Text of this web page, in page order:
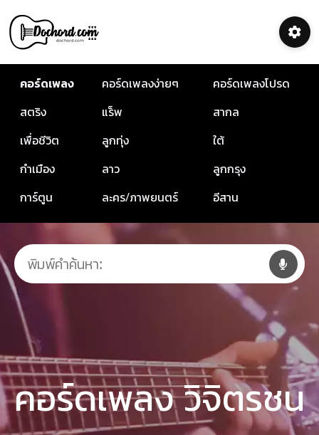
คอร์ดเพลง คอร์ดเพลงง่ายๆ
คอร์ดเพลงโปรด
สตริง
แร็พ
สากล
เพื่อชีวิต
ลูกทุ่ง
ใต้
กำเมือง
ลาว
ลูกกรุง
การ์ตูน
ละคร/ภาพยนตร์ อีสาน
คอร์ดเพลง วิจิตรชน